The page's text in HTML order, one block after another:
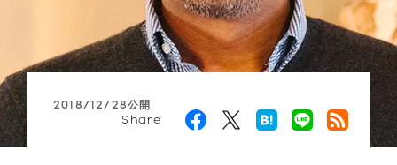
2018/12/28公開
Share